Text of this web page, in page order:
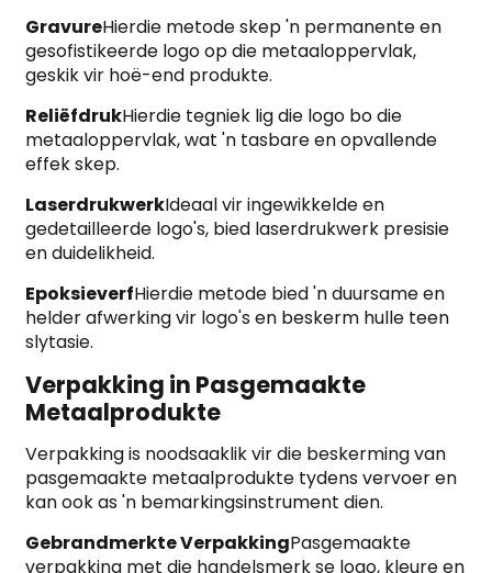
GravureHierdie metode skep 'n permanente en
gesofistikeerde logo op die metaaloppervlak,
geskik vir hoë-end produkte.
ReliëfdrukHierdie tegniek lig die logo bo die
metaaloppervlak, wat 'n tasbare en opvallende
effek skep.
LaserdrukwerkIdeaal vir ingewikkelde en
gedetailleerde logo's, bied laserdrukwerk presisie
en duidelikheid.
EpoksieverfHierdie metode bied 'n duursame en
helder afwerking vir logo's en beskerm hulle teen
slytasie.
Verpakking in Pasgemaakte
Metaalprodukte
Verpakking is noodsaaklik vir die beskerming van
pasgemaakte metaalprodukte tydens vervoer en
kan ook as 'n bemarkingsinstrument dien.
Gebrandmerkte VerpakkingPasgemaakte
verpakking met die handelsmerk se logo, kleure en